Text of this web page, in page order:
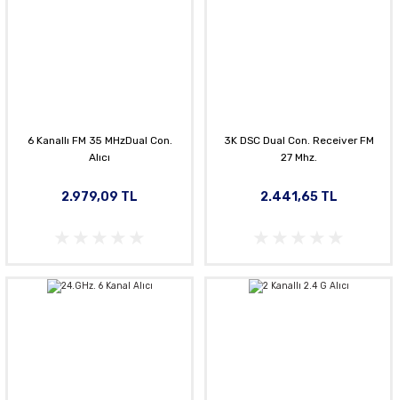
6 Kanallı FM 35 MHzDual Con.
Alıcı
2.979,09 TL
3K DSC Dual Con. Receiver FM
27 Mhz.
2.441,65 TL